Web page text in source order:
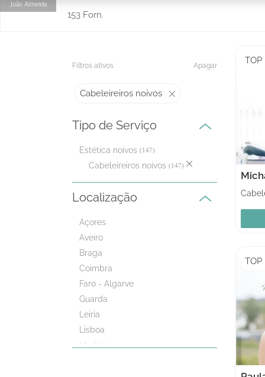
João Almeida
153 Forn.
Filtros ativos Apagar
Cabeleireiros noivos
Tipo de Serviço
Estética noivos (147)
Cabeleireiros noivos (147)
Localização
Açores
Aveiro
Braga
Coimbra
Faro - Algarve
Guarda
Leiria
Lisboa
Madeira
TOP
TOP